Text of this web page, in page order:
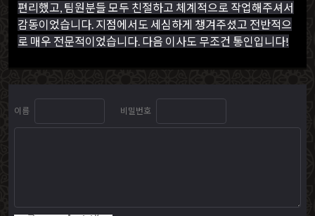
편리했고, 팀원분들 모두 친절하고 체계적으로 작업해주셔서
감동이었습니다. 지점에서도 세심하게 챙겨주셨고 전반적으
로 매우 전문적이었습니다. 다음 이사도 무조건 통인입니다!
이름 비밀번호